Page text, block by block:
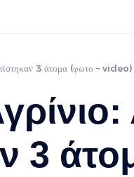
3 άτομα (φωτο – video)
3